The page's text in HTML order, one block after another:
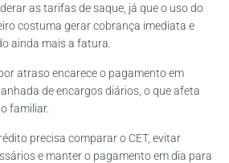
as tarifas de saque, já que o uso do
costuma gerar cobrança imediata e
ainda mais a fatura.
atraso encarece o pagamento em
de encargos diários, o que afeta
familiar.
precisa comparar o CET, evitar
e manter o pagamento em dia para